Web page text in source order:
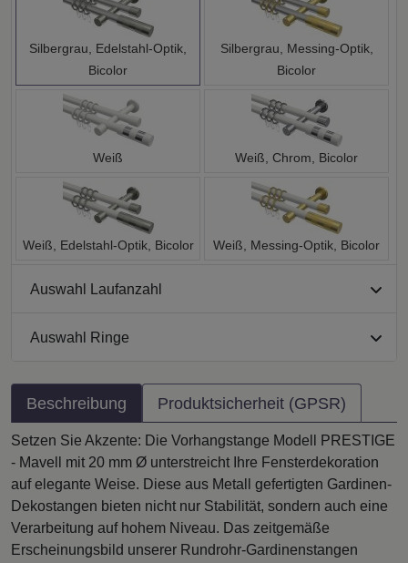
Silbergrau, Edelstahl-Optik,
Bicolor
Silbergrau, Messing-Optik,
Bicolor
Weiß Weiß, Chrom, Bicolor
Weiß, Edelstahl-Optik, Bicolor Weiß, Messing-Optik, Bicolor
Auswahl Laufanzahl
Auswahl Ringe
Beschreibung Produktsicherheit (GPSR)
Setzen Sie Akzente: Die Vorhangstange Modell PRESTIGE
- Mavell mit 20 mm Ø unterstreicht Ihre Fensterdekoration
auf elegante Weise. Diese aus Metall gefertigten Gardinen-
Dekostangen bieten nicht nur Stabilität, sondern auch eine
Verarbeitung auf hohem Niveau. Das zeitgemäße
Erscheinungsbild unserer Rundrohr-Gardinenstangen